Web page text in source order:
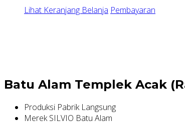
Lihat Keranjang Belanja Pembayaran
Batu Alam Templek Acak
Produksi Pabrik Langsung
Merek SILVIO Batu Alam